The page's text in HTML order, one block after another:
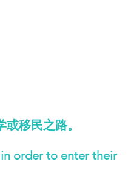
移民之路。
order to enter their